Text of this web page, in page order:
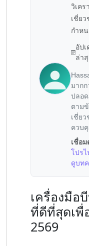
วิเค
เชี่ย
กำห
อัปเ
ล่า
มาก
ปลอ
ตาม
เชี่ย
ควบ
เชื่อ
โปรไ
ดูบท
เครื่องมือ
ที่ดีที่สุดเพื่
2569